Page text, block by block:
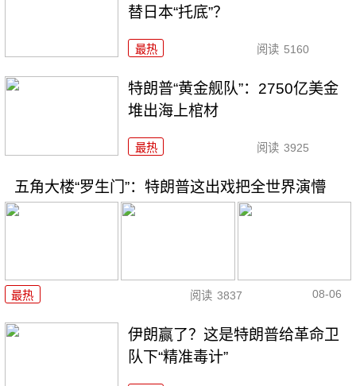
替日本“托底”？
最热 阅读 5160
特朗普“黄金舰队”：2750亿美金
堆出海上棺材
最热 阅读 3925
五角大楼“罗生门”：特朗普这出戏把全世界演懵
最热 阅读 3837 08-06
伊朗赢了？这是特朗普给革命卫
队下“精准毒计”